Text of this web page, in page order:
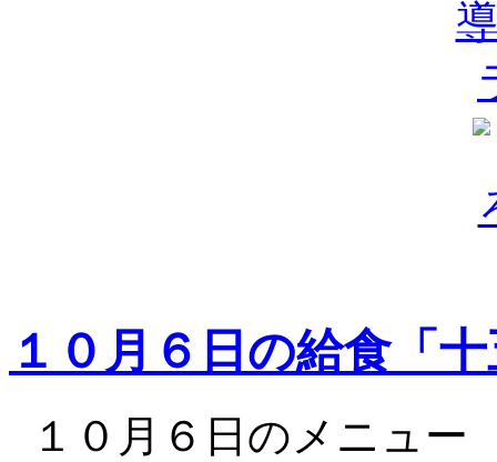
１０月６日の給食「
１０月６日のメニュー